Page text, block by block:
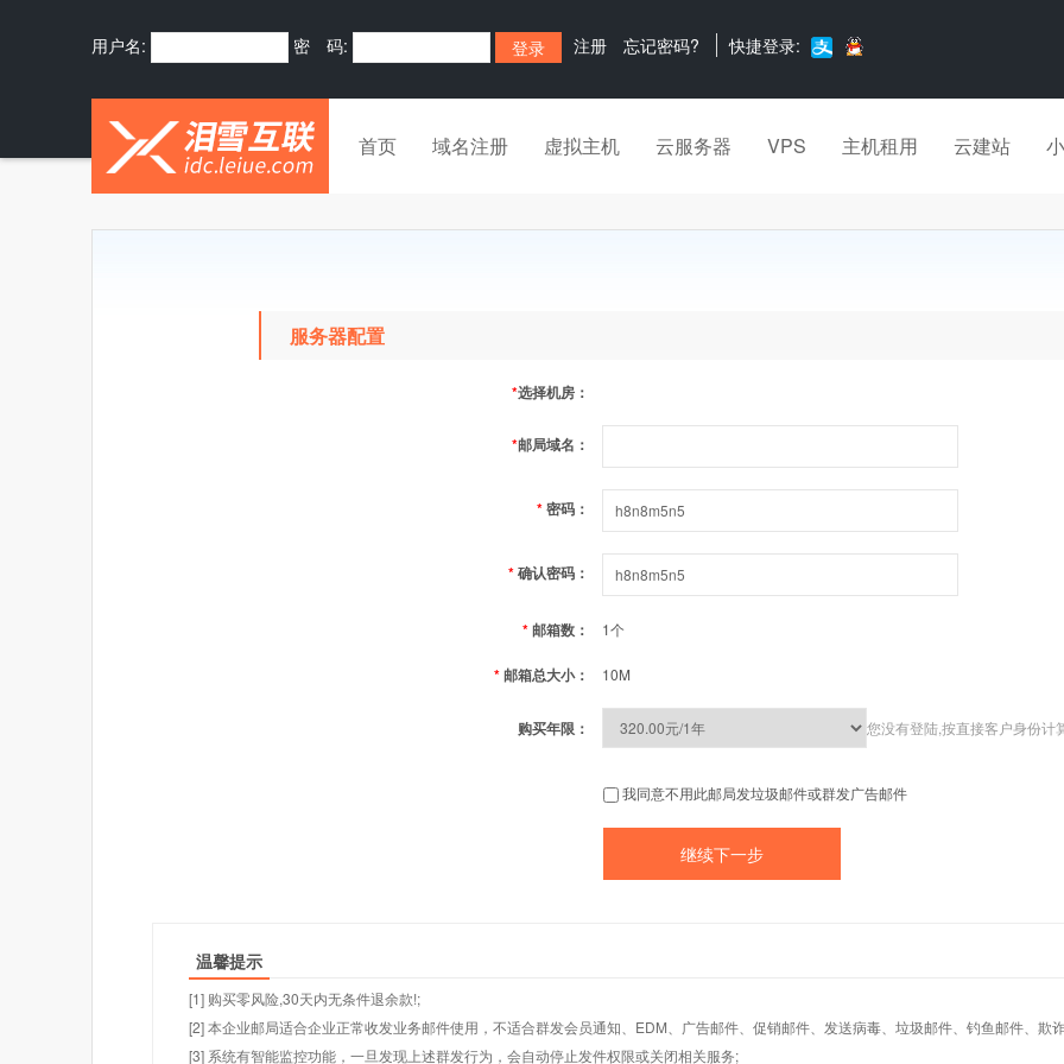
用户名: 密 码: 注册 忘记密码? 快捷登录:
首页 域名注册 虚拟主机 云服务器 VPS 主机租用 云建站
服务器配置
*选择机房：
*邮局域名：
*密码：
*确认密码：
*邮箱数： 1个
*邮箱总大小： 10M
购买年限： 您没有登陆,按直接客户身份计
我同意不用此邮局发垃圾邮件或群发广告邮件
温馨提示
[1] 购买零风险,30天内无条件退余款!;
[2] 本企业邮局适合企业正常收发业务邮件使用，不适合群发会员通知、EDM、广告邮件、促销邮件、发送病毒、垃圾邮件、钓鱼邮件、欺
[3] 系统有智能监控功能，一旦发现上述群发行为，会自动停止发件权限或关闭相关服务;